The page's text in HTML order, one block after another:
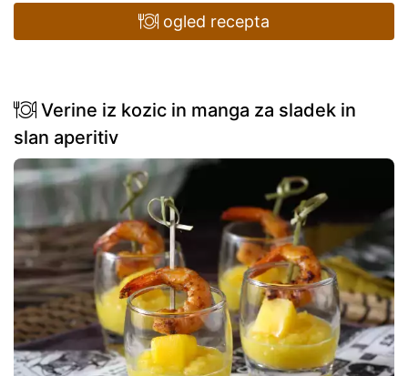
ogled recepta
Verine iz kozic in manga za sladek in
slan aperitiv